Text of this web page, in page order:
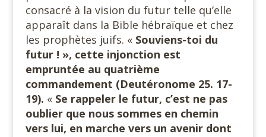
consacré à la vision du futur telle qu’elle
apparaît dans la Bible hébraïque et chez
les prophètes juifs. « Souviens-toi du
futur ! », cette injonction est
empruntée au quatrième
commandement (Deutéronome 25. 17-
19). « Se rappeler le futur, c’est ne pas
oublier que nous sommes en chemin
vers lui, en marche vers un avenir dont